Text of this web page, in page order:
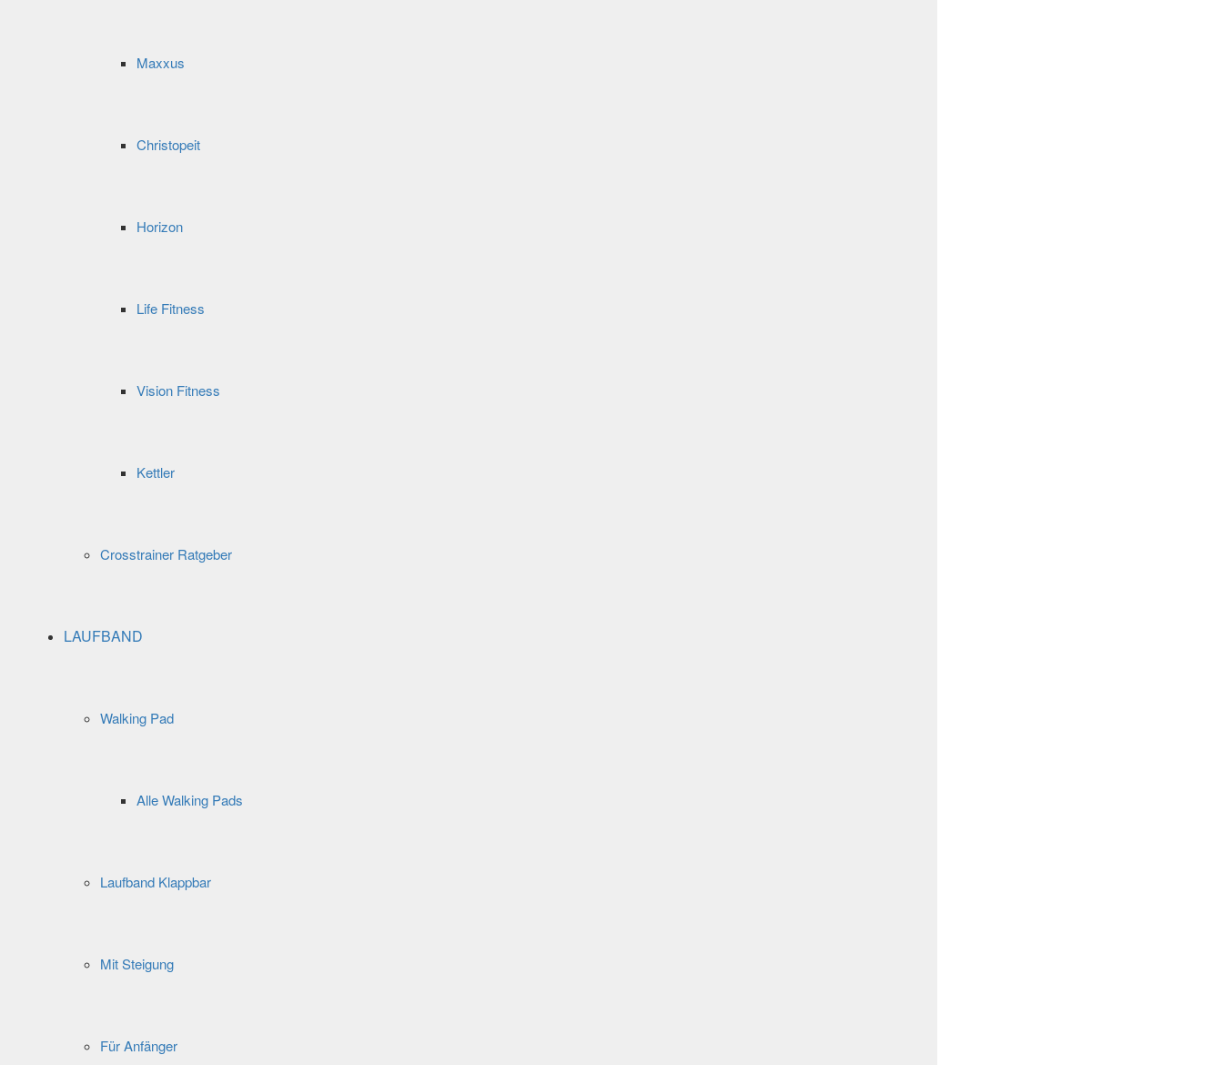
Maxxus
Christopeit
Horizon
Life Fitness
Vision Fitness
Kettler
Crosstrainer Ratgeber
LAUFBAND
Walking Pad
Alle Walking Pads
Laufband Klappbar
Mit Steigung
Für Anfänger